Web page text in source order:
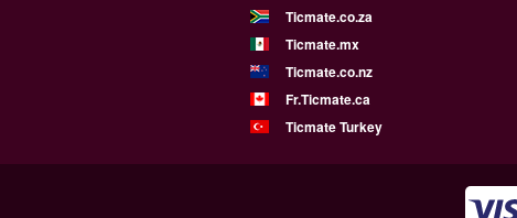
Ticmate.co.za
Ticmate.mx
Ticmate.co.nz
Fr.Ticmate.ca
Ticmate Turkey